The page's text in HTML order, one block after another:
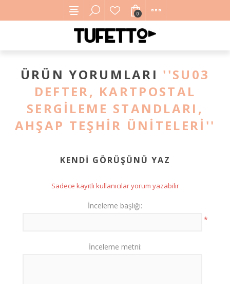
0
ÜRÜN YORUMLARI
SU03
DEFTER, KARTPOSTAL
SERGILEME STANDLARI,
AHŞAP TEŞHIR ÜNITELERI
KENDI GÖRÜŞÜNÜ YAZ
Sadece kayıtlı kullanıcılar yorum yazabilir
İnceleme başlığı:
*
İnceleme metni: